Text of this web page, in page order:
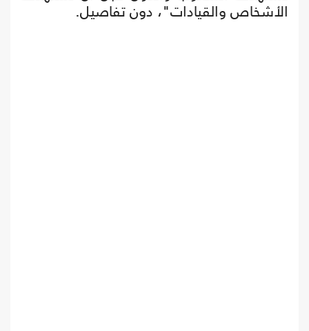
الأشخاص والقيادات"، دون تفاصيل.